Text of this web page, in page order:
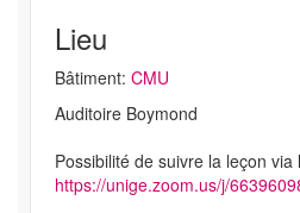
Lieu
Bâtiment: CMU
Auditoire Boymond
Possibilité de suivre la leçon via
https://unige.zoom.us/j/